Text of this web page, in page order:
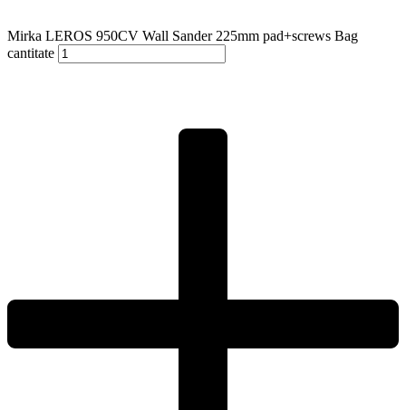
Mirka LEROS 950CV Wall Sander 225mm pad+screws Bag
cantitate